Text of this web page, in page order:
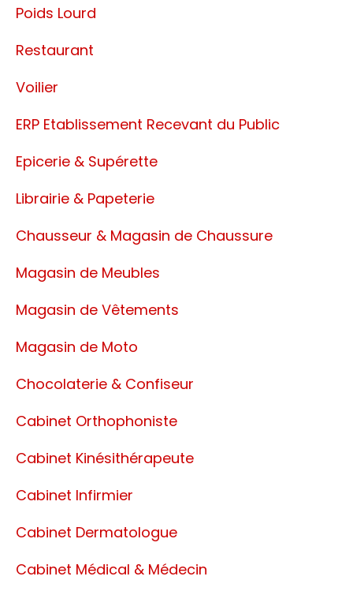
Poids Lourd
Restaurant
Voilier
ERP Etablissement Recevant du Public
Epicerie & Supérette
Librairie & Papeterie
Chausseur & Magasin de Chaussure
Magasin de Meubles
Magasin de Vêtements
Magasin de Moto
Chocolaterie & Confiseur
Cabinet Orthophoniste
Cabinet Kinésithérapeute
Cabinet Infirmier
Cabinet Dermatologue
Cabinet Médical & Médecin